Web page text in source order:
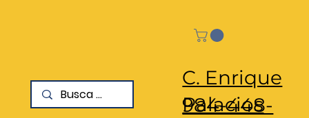
C. Enrique
Palacios
984-448-